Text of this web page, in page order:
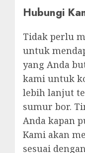
Hubungi
Tidak perlu
untuk
yang Anda
kami untuk
lebih lanjut
sumur bor.
Anda kapan
Kami akan
sesuai